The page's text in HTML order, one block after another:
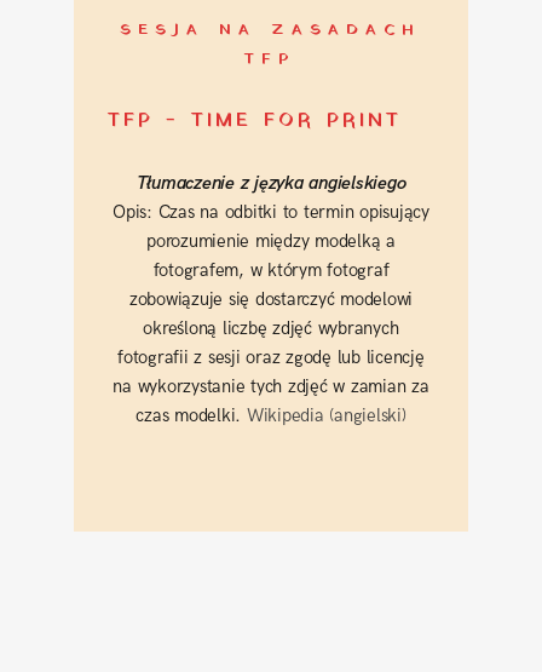
SESJA NA ZASADACH
TFP
TFP - TIME FOR PRINT
Tłumaczenie z języka angielskiego
Opis: Czas na odbitki to termin opisujący
porozumienie między modelką a
fotografem, w którym fotograf
zobowiązuje się dostarczyć modelowi
określoną liczbę zdjęć wybranych
fotografii z sesji oraz zgodę lub licencję
na wykorzystanie tych zdjęć w zamian za
czas modelki. Wikipedia (angielski)